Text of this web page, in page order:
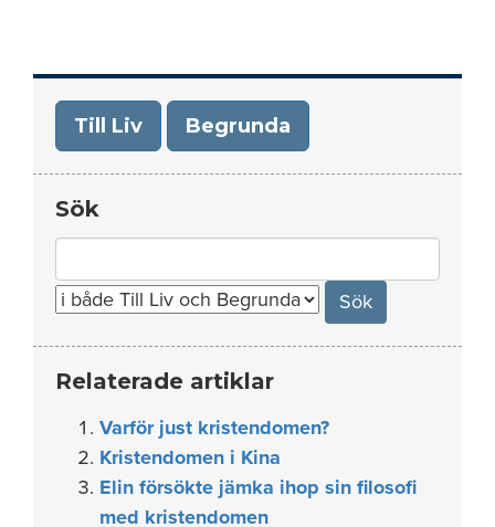
Till Liv Begrunda
Sök
for:
Relaterade artiklar
Varför just kristendomen?
Kristendomen i Kina
Elin försökte jämka ihop sin filosofi
med kristendomen